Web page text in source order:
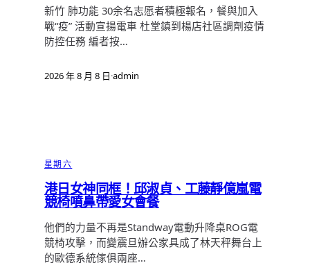
新竹 肺功能 30余名志愿者積極報名，餐與加入
戰“疫” 活動宣揚電車 杜堂鎮到楊店社區調劑疫情
防控任務 編者按…
2026 年 8 月 8 日·admin
星期六
港日女神同框！邱淑貞、工藤靜億嵐電
競椅噴鼻帶愛女會餐
他們的力量不再是Standway電動升降桌ROG電
競椅攻擊，而變震旦辦公家具成了林天秤舞台上
的歐德系統傢俱兩座…